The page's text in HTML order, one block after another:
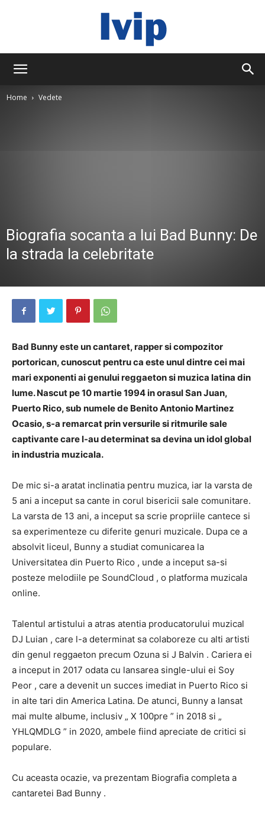
Home Vedete
Biografia socanta a lui Bad Bunny: De
la strada la celebritate
Bad Bunny este un cantaret, rapper si compozitor
portorican, cunoscut pentru ca este unul dintre cei mai
mari exponenti ai genului reggaeton si muzica latina din
lume. Nascut pe 10 martie 1994 in orasul San Juan,
Puerto Rico, sub numele de Benito Antonio Martinez
Ocasio, s-a remarcat prin versurile si ritmurile sale
captivante care l-au determinat sa devina un idol global
in industria muzicala.
De mic si-a aratat inclinatia pentru muzica, iar la varsta de
5 ani a inceput sa cante in corul bisericii sale comunitare.
La varsta de 13 ani, a inceput sa scrie propriile cantece si
sa experimenteze cu diferite genuri muzicale. Dupa ce a
absolvit liceul, Bunny a studiat comunicarea la
Universitatea din Puerto Rico , unde a inceput sa-si
posteze melodiile pe SoundCloud , o platforma muzicala
online.
Talentul artistului a atras atentia producatorului muzical
DJ Luian , care l-a determinat sa colaboreze cu alti artisti
din genul reggaeton precum Ozuna si J Balvin . Cariera ei
a inceput in 2017 odata cu lansarea single-ului ei Soy
Peor , care a devenit un succes imediat in Puerto Rico si
in alte tari din America Latina. De atunci, Bunny a lansat
mai multe albume, inclusiv „ X 100pre ” in 2018 si „
YHLQMDLG ” in 2020, ambele fiind apreciate de critici si
populare.
Cu aceasta ocazie, va prezentam Biografia completa a
cantaretei Bad Bunny .